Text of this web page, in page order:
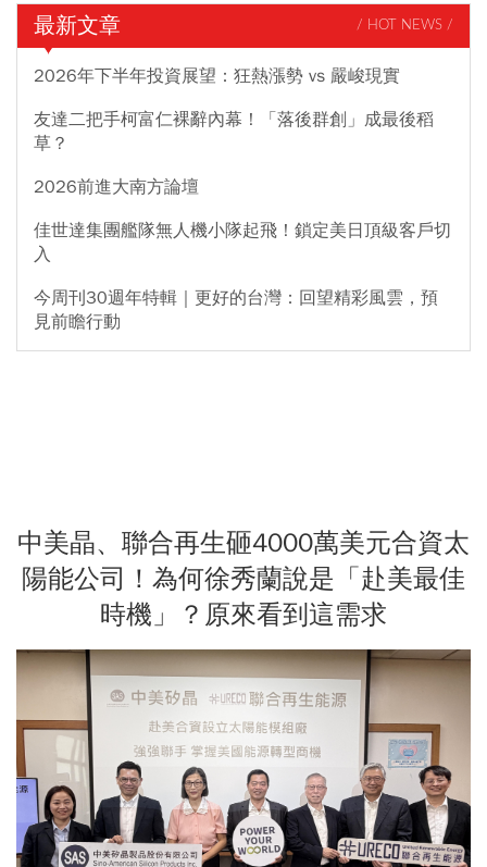
最新文章 / HOT NEWS /
2026年下半年投資展望：狂熱漲勢 vs 嚴峻現實
友達二把手柯富仁裸辭內幕！「落後群創」成最後稻
草？
2026前進大南方論壇
佳世達集團艦隊無人機小隊起飛！鎖定美日頂級客戶切
入
今周刊30週年特輯｜更好的台灣：回望精彩風雲，預
見前瞻行動
中美晶、聯合再生砸4000萬美元合資太
陽能公司！為何徐秀蘭說是「赴美最佳
時機」？原來看到這需求